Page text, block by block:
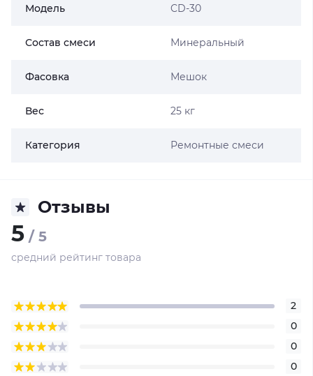
Модель CD-30
Состав смеси Минеральный
Фасовка Мешок
Вес 25 кг
Категория Ремонтные смеси
Отзывы
5 / 5
средний рейтинг товара
2
0
0
0